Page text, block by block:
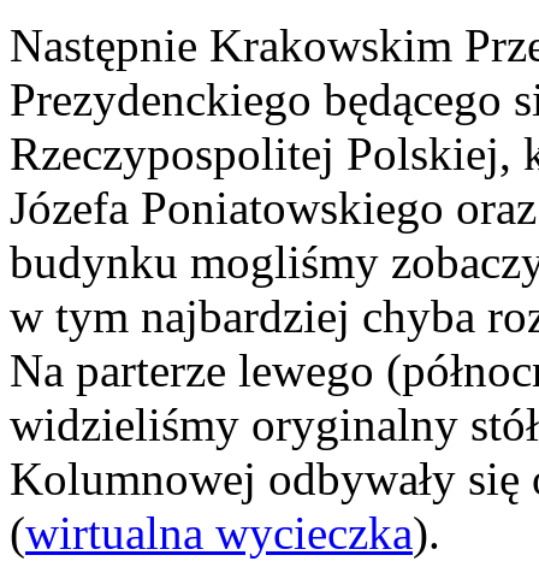
Następnie Krakowskim
Prezydenckiego będącego
Rzeczypospolitej Polskiej,
Józefa Poniatowskiego
budynku mogliśmy
w tym najbardziej chyba
Na parterze lewego
widzieliśmy oryginalny
Kolumnowej odbywały się
(wirtualna wycieczka).